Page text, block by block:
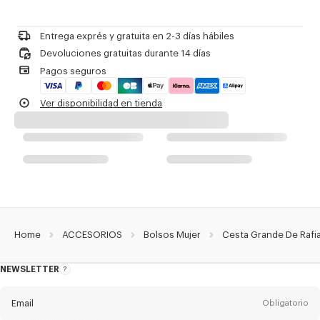
Línea 'KENZO Basket'.
Se puede llevar a mano o al hombro.
Dos asas largas.
Lazos de piel para cerrar el bolso.
Un bolsillo interior plano de piel.
Charm de piel con logo KENZO y anilla.
Firma 'KENZO Archive' en el charm de piel.
Referencia Del Producto: FG62SA524F03.13.TU
No planchar
No secar en secadora
No lavar
No limpiar en húmedo
Entrega exprés y gratuita en 2-3 días hábiles
Devoluciones gratuitas durante 14 días
Pagos seguros
Ver disponibilidad en tienda
Home ACCESORIOS Bolsos Mujer Cesta Grande De
NEWSLETTER
Acerca
Email Obligatorio